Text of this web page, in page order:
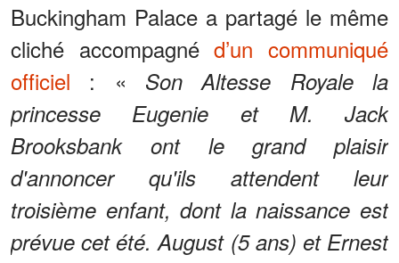
Buckingham Palace a partagé le même
cliché accompagnéd’un communiqué
officiel : « Son Altesse Royale la
princesse Eugenie et M. Jack
Brooksbank ont le grand plaisir
d'annoncer qu'ils attendent leur
troisième enfant, dont la naissance est
prévue cet été. August (5 ans) et Ernest